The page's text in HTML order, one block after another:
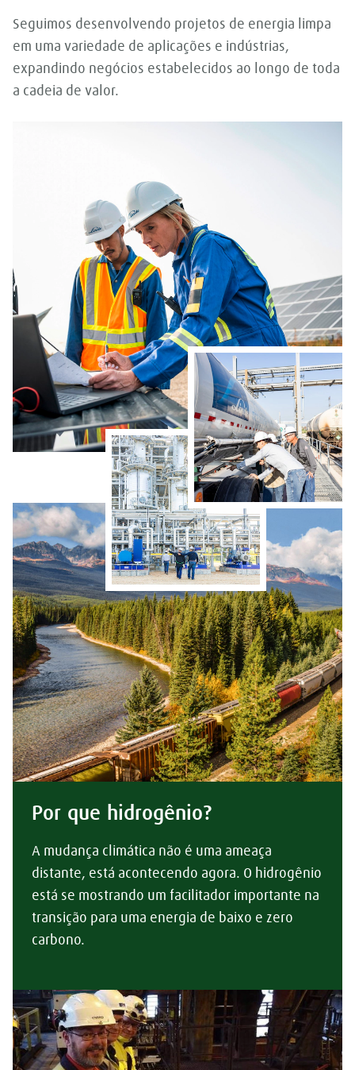
Seguimos desenvolvendo projetos de energia limpa
em uma variedade de aplicações e indústrias,
expandindo negócios estabelecidos ao longo de toda
a cadeia de valor.
Por que hidrogênio?
A mudança climática não é uma ameaça
distante, está acontecendo agora. O hidrogênio
está se mostrando um facilitador importante na
transição para uma energia de baixo e zero
carbono.